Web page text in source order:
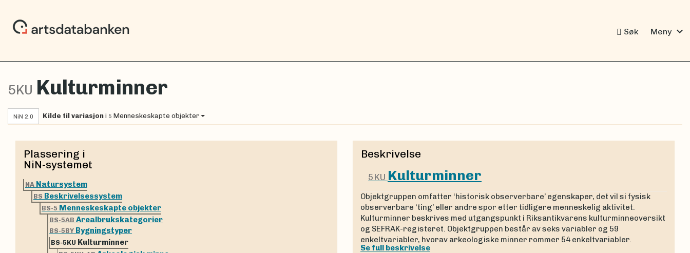
Søk Meny expand_more
5KU Kulturminner
NiN 2.0 Kilde til variasjon i 5 Menneskeskapte objekter
Plassering i
NiN-systemet
NA Natursystem
BS Beskrivelsessystem
BS-5 Menneskeskapte objekter
BS-5AB Arealbrukskategorier
BS-5BY Bygningstyper
BS-5KU Kulturminner
Beskrivelse
5KU Kulturminner
Objektgruppen omfatter ‘historisk observerbare’ egenskaper, det vil si fysisk
observerbare ‘ting’ eller andre spor etter tidligere menneskelig aktivitet.
Kulturminner beskrives med utgangspunkt i Riksantikvarens kulturminneoversikt
og SEFRAK-registeret. Objektgruppen består av seks variabler og 59
enkeltvariabler, hvorav arkeologiske minner rommer 54 enkeltvariabler.
Se full beskrivelse